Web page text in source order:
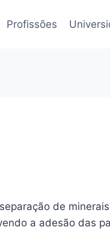
Profissões
de
a adesão das